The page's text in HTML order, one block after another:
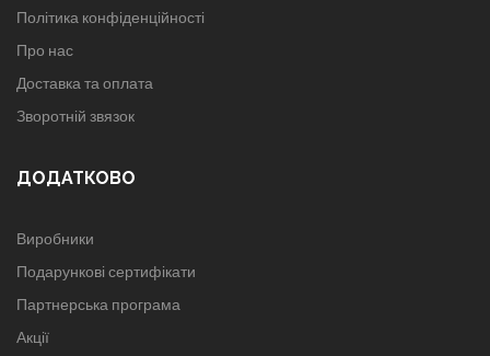
Політика конфіденційності
Про нас
Доставка та оплата
Зворотній звязок
ДОДАТКОВО
Виробники
Подарункові сертифікати
Партнерська програма
Акції